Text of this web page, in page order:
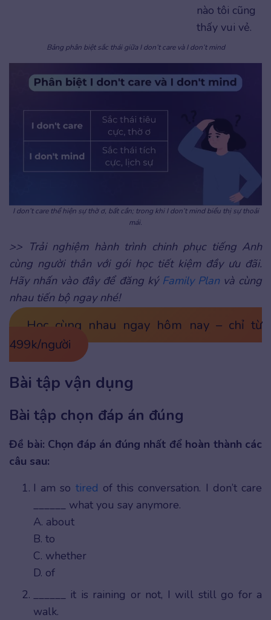
nào tôi cũng
thấy vui vẻ.
Bảng phân biệt sắc thái giữa I don’t care và I don’t mind
I don’t care thể hiện sự thờ ơ, bất cần; trong khi I don’t mind biểu thị sự thoải
mái.
>> Trải nghiệm hành trình chinh phục tiếng Anh
cùng người thân với gói học tiết kiệm đầy ưu đãi.
Hãy nhấn vào đây để đăng ký Family Planvà cùng
nhau tiến bộ ngay nhé!
Học cùng nhau ngay hôm nay – chỉ từ
499k/người
Bài tập vận dụng
Bài tập chọn đáp án đúng
Đề bài: Chọn đáp án đúng nhất để hoàn thành các
câu sau:
I am so tired of this conversation. I don’t care
______ what you say anymore.
A. about
B. to
C. whether
D. of
______ it is raining or not, I will still go for a
walk.